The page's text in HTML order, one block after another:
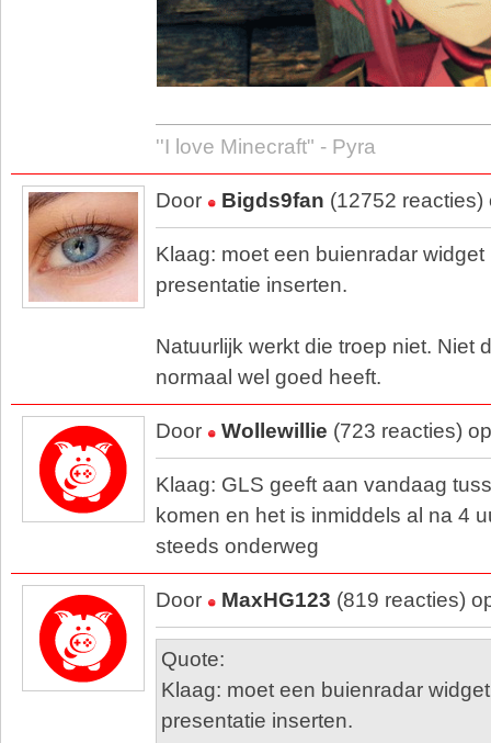
''I love Minecraft" - Pyra
Door Bigds9fan (12752
Klaag: moet een buienradar
presentatie inserten.
Natuurlijk werkt die troep niet. Niet
normaal wel goed heeft.
Door Wollewillie (723 reacties)
Klaag: GLS geeft aan vandaag
komen en het is inmiddels al na 4
steeds onderweg
Door MaxHG123 (819 reacties)
Quote:
Klaag: moet een buienradar
presentatie inserten.